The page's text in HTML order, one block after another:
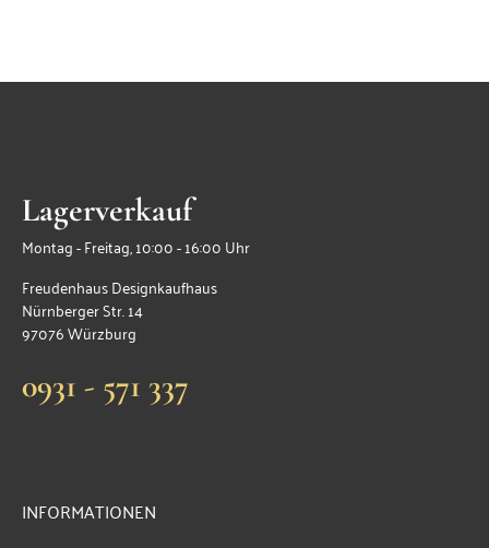
Lagerverkauf
Montag - Freitag, 10:00 - 16:00 Uhr
Freudenhaus Designkaufhaus
Nürnberger Str. 14
97076 Würzburg
0931 - 571 337
INFORMATIONEN